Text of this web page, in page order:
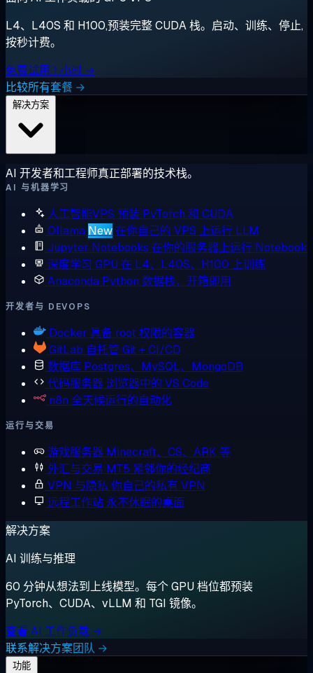
L4、L40S 和 H100,预装完整 CUDA 栈。启动、训练、停止,
按秒计费。
免费试用 1 小时 →
比较所有套餐 →
AI 开发者和工程师真正部署的技术栈。
AI 与机器学习
人工智能VPS 预装 PyTorch 和 CUDA
Ollama New在你自己的 VPS 上运行 LLM
Jupyter Notebooks 在你的服务器上运行 Notebook
深度学习 GPU 在 L4、L40S、H100 上训练
Anaconda Python 数据栈，开箱即用
开发者与 DEVOPS
Docker 具备 root 权限的容器
GitLab 自托管 Git + CI/CD
数据库 Postgres、MySQL、MongoDB
代码服务器 浏览器中的 VS Code
n8n 全天候运行的自动化
运行与交易
游戏服务器 Minecraft、CS、ARK 等
外汇与交易 MT5 紧邻你的经纪商
VPN 与隐私 你自己的私有 VPN
远程工作站 永不休眠的桌面
解决方案
AI 训练与推理
60 分钟从想法到上线模型。每个 GPU 档位都预装
PyTorch、CUDA、vLLM 和 TGI 镜像。
查看 AI 工作负载 →
联系解决方案团队 →